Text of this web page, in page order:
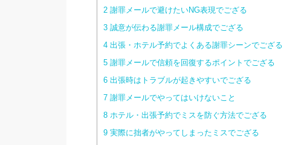
2謝罪メールで避けたいNG表現でござる
3誠意が伝わる謝罪メール構成でござる
4出張・ホテル予約でよくある謝罪シーンでござる
5謝罪メールで信頼を回復するポイントでござる
6出張時はトラブルが起きやすいでござる
7謝罪メールでやってはいけないこと
8ホテル・出張予約でミスを防ぐ方法でござる
9実際に拙者がやってしまったミスでござる